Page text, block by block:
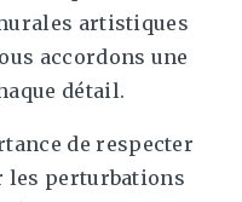
artistiques
accordons une
détail.
de respecter
les perturbations